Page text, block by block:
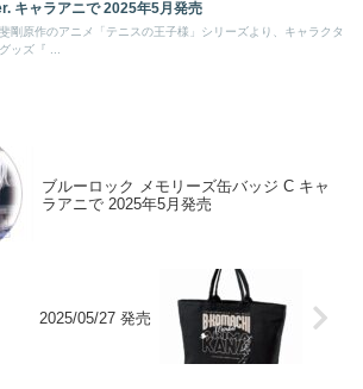
キャラアニで 2025年5月発売
剛原作のアニメ「テニスの王子様」シリーズより、キャラクタ
ーグッズ『 ...
ブルーロック メモリーズ缶バッジ C キャ
ラアニで 2025年5月発売
2025/05/27 発売